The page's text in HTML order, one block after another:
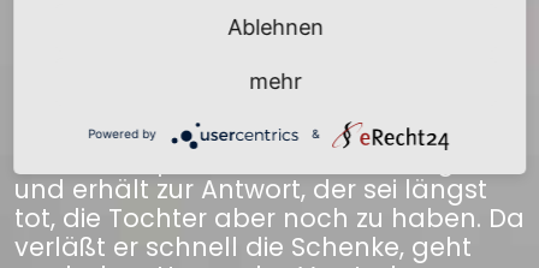
vergessenen Kriege tritt eines Tages,
als jenseits der Elbe das Lager der
Preußen stand, ein preußischer
trinkt ruhig sein Glas Bier, fragt, wie es
dem alten preußischen Husaren gehe,
und erhält zur Antwort, der sei längst
tot, die Tochter aber noch zu haben. Da
verläßt er schnell die Schenke, geht
Ablehnen
mehr
Powered by &